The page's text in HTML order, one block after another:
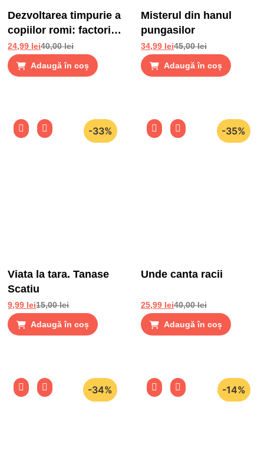
Dezvoltarea timpurie a
copiilor romi: factori
de risc si factori de
protectie
40,00lei
24,99 lei
Adaugă în coș
Misterul din hanul
pungasilor
45,00lei
34,99 lei
Adaugă în coș
-33%
Viata la tara. Tanase
Scatiu
15,00lei
9,99 lei
Adaugă în coș
-35%
Unde canta racii
40,00lei
25,99 lei
Adaugă în coș
-34% -14%